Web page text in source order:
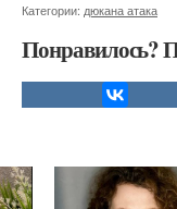
Категории: дюкана атака
Понравилось?